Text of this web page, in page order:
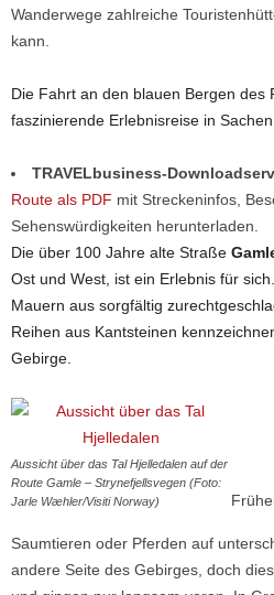
Wanderwege zahlreiche
kann.
Die Fahrt an den blauen Bergen des
faszinierende Erlebnisreise in
TRAVELbusiness-
Route als PDF mit Streckeninfos,
Sehenswürdigkeiten herunterladen.
Die über 100 Jahre alte Straße
Ost und West, ist ein Erlebnis für
Mauern aus sorgfältig
Reihen aus Kantsteinen
Gebirge.
Aussicht über das Tal Hjelledalen auf der
Route Gamle – Strynefjellsvegen (Foto:
Jarle Wæhler/Visiti Norway)
Saumtieren oder Pferden auf
andere Seite des Gebirges, doch